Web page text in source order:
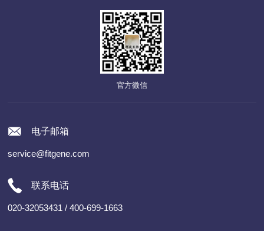
官方微信
电子邮箱
service@fitgene.com
联系电话
020-32053431 / 400-699-1663